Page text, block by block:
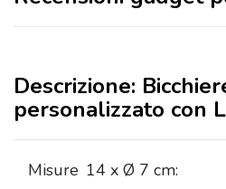
Descrizione:
personalizzato con
Misure 14 x Ø 7 cm: